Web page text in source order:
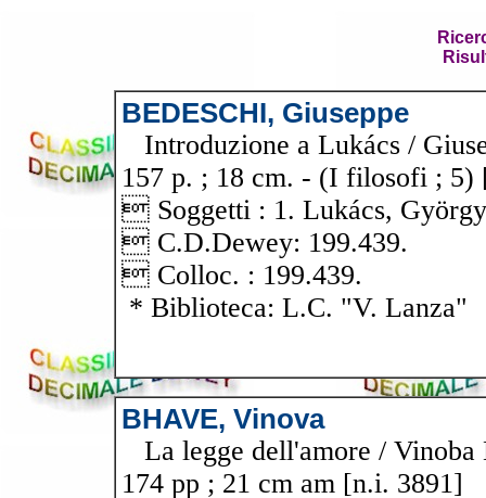
BEDESCHI, Giuseppe
Introduzione a Lukács /
157 p. ; 18 cm. - (I filosofi ; 5)
 Soggetti : 1. Lukács,
 C.D.Dewey: 199.439.
 Colloc. : 199.439.
* Biblioteca: L.C. "V. Lanza"
BHAVE, Vinova
La legge dell'amore / Vinoba
174 pp ; 21 cm am [n.i. 3891]